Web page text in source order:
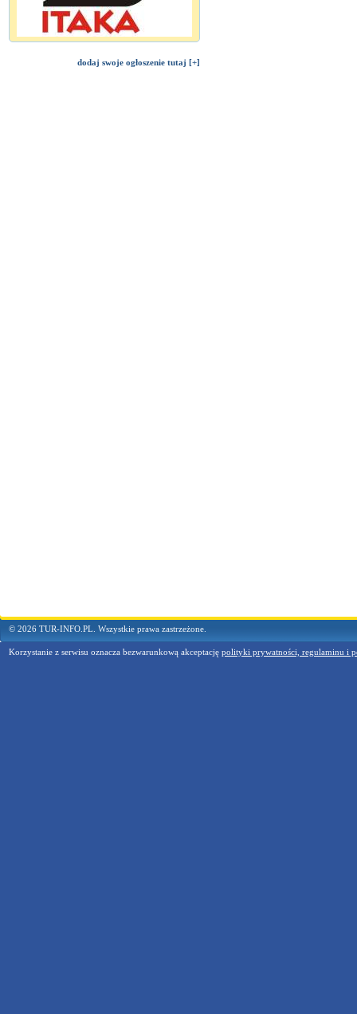
dodaj swoje ogłoszenie tutaj [+]
© 2026 TUR-INFO.PL. Wszystkie prawa zastrzeżone.
Korzystanie z serwisu oznacza bezwarunkową akceptację polityki prywatności, regulaminu i